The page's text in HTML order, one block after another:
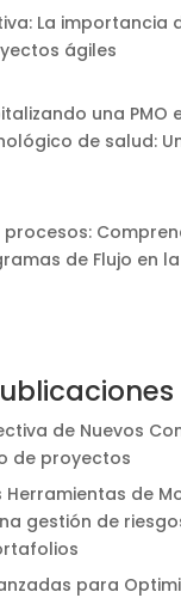
La importancia
ágiles
una PMO
de salud:
de Flujo en
de Nuevos
de proyectos
Herramientas de
gestión de
para